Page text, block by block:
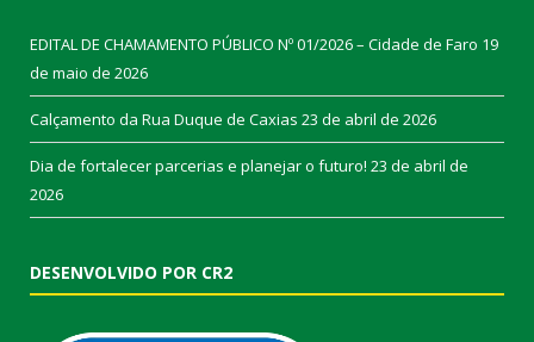
EDITAL DE CHAMAMENTO PÚBLICO Nº 01/2026 – Cidade de Faro 19
de maio de 2026
Calçamento da Rua Duque de Caxias 23 de abril de 2026
Dia de fortalecer parcerias e planejar o futuro! 23 de abril de
2026
DESENVOLVIDO POR CR2